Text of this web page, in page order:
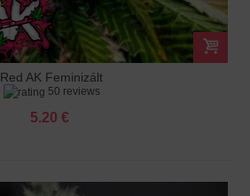
Red AK Feminizált
50 reviews
5.20 €